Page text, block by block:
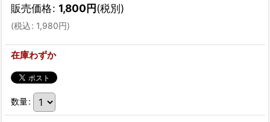
販売価格: 1,800円(税別)
(税込: 1,980円)
在庫わずか
数量: